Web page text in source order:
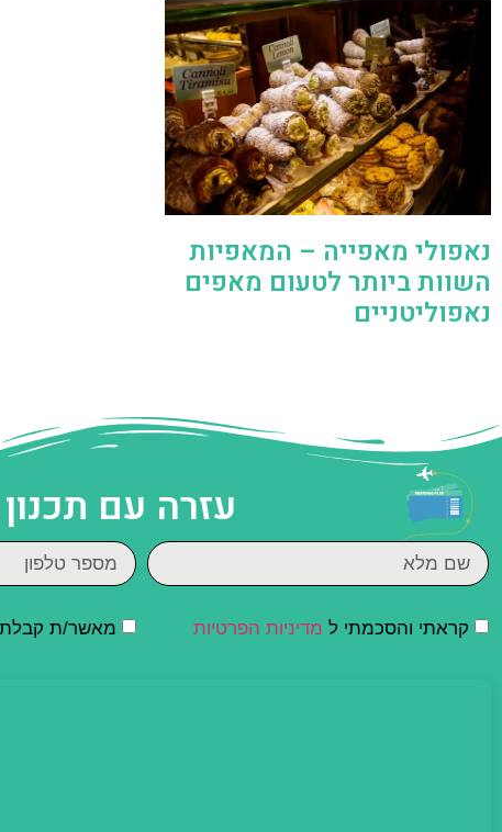
נאפולי מאפייה – המאפיות
השוות ביותר לטעום מאפים
נאפוליטניים
עזרה עם
קראתי והסכמתי ל מדיניות הפרטיות מאשר/ת קבלת